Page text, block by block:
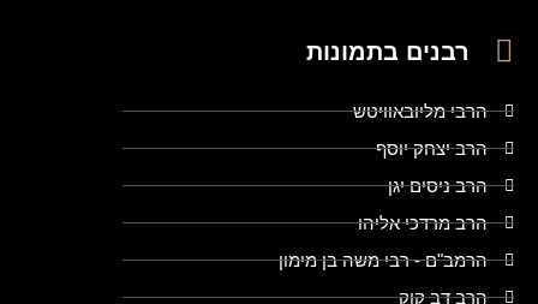
רבנים בתמונות
הרבי מליובאוויטש
הרב יצחק יוסף
הרב ניסים יגן
הרב מרדכי אליהו
הרמב"ם - רבי משה בן מימון
הרב דב קוק